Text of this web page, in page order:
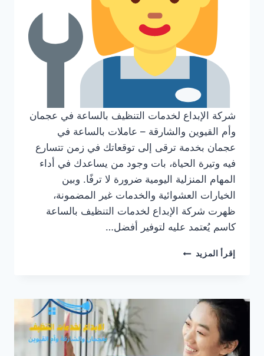
شركة الإبداع لخدمات التنظيف بالساعة في عجمان
وأم القيوين والشارقة – عاملات بالساعة في
عجمان بخدمة ترقى إلى توقعاتك في زمن تتسارع
فيه وتيرة الحياة، بات وجود من يساعدك في أداء
المهام المنزلية اليومية ضرورة لا ترفًا. وبين
الخيارات العشوائية والخدمات غير المضمونة،
ظهرت شركة الإبداع لخدمات التنظيف بالساعة
كاسم يُعتمد عليه لتوفير أفضل…
إقرأ المزيد عاملات
خصم30%